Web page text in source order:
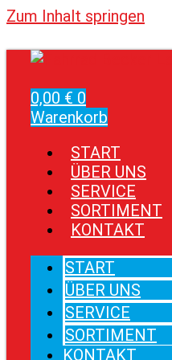
Zum Inhalt springen
0,00 € 0
Warenkorb
START
ÜBER UNS
SERVICE
SORTIMENT
KONTAKT
START
ÜBER UNS
SERVICE
SORTIMENT
KONTAKT